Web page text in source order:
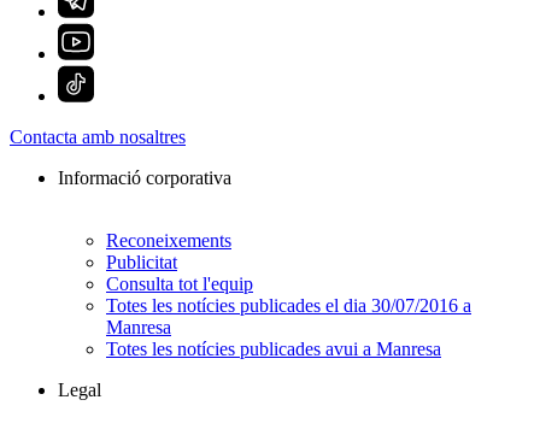
Contacta amb nosaltres
Informació corporativa
Reconeixements
Publicitat
Consulta tot l'equip
Totes les notícies publicades el dia 30/07/2016 a
Manresa
Totes les notícies publicades avui a Manresa
Legal